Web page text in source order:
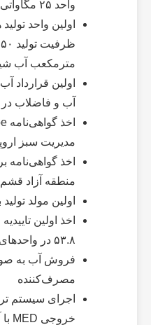
واحد ۲۵ مگاواتی
اولین واحد
مترمکعب آب
اولین
آب و فاضلاب در
مدیریت سبز
اخذ گواهی­‌نامه
منطقه آزاد قشم
اولین مولد
اخذ اولین
۵۳.۸ در واحدهای CHP در گروه مپنا
فروش آب به
مصرف‌کننده
اجرای سیستم
خروجی MED با آب دریا